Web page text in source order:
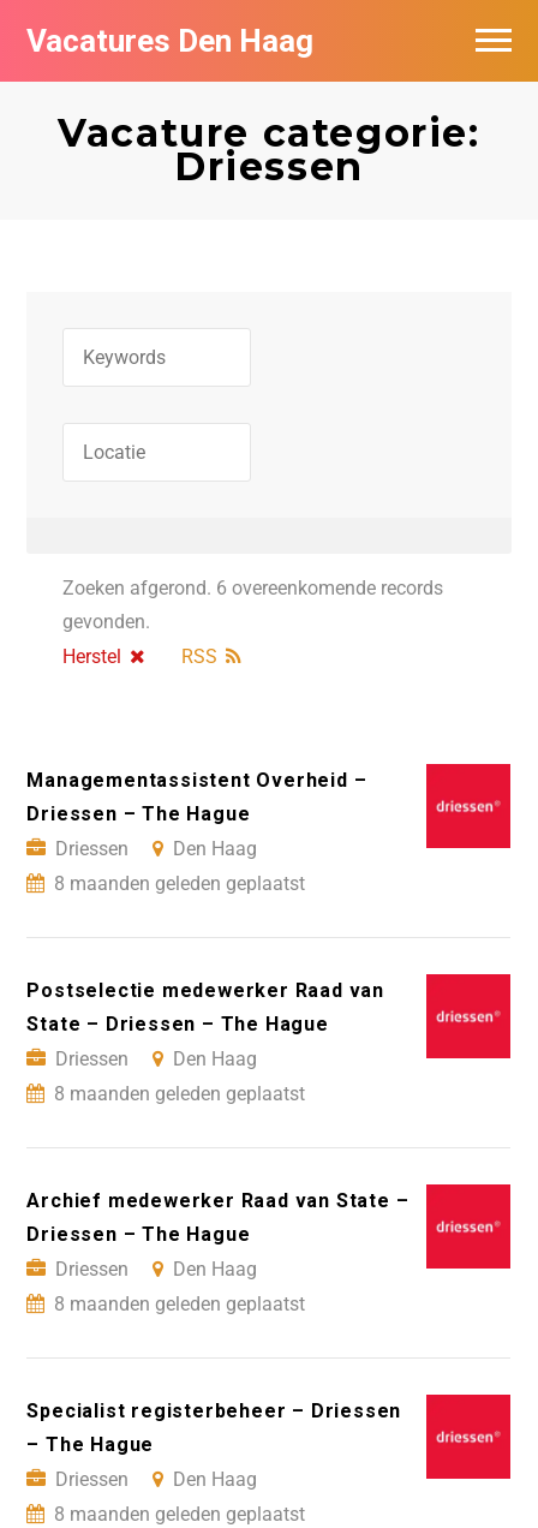
Vacatures Den Haag
Vacature categorie:
Driessen
Zoeken afgerond. 6 overeenkomende records
gevonden.
Herstel
RSS
Managementassistent Overheid –
Driessen – The Hague
Driessen
Den Haag
8 maanden geleden geplaatst
Postselectie medewerker Raad van
State – Driessen – The Hague
Driessen
Den Haag
8 maanden geleden geplaatst
Archief medewerker Raad van State –
Driessen – The Hague
Driessen
Den Haag
8 maanden geleden geplaatst
Specialist registerbeheer – Driessen
– The Hague
Driessen
Den Haag
8 maanden geleden geplaatst
Vacatures per bedrijf in Den Haag
Populair